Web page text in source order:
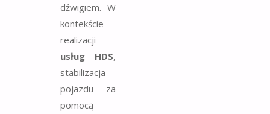
dźwigiem. W
kontekście
realizacji
usług HDS,
stabilizacja
pojazdu za
pomocą